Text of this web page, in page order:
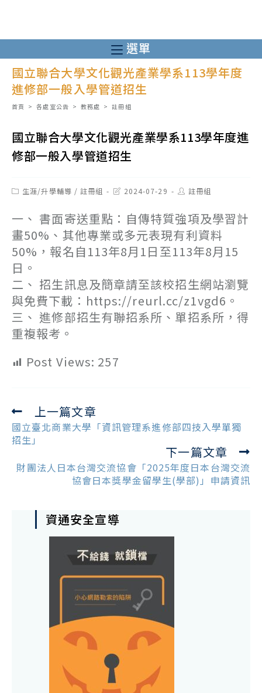
至
主
內
選單
國立聯合大學文化觀光產業學系113學年度
進修部一般入學管道招生
首頁 > 各處室公告 > 教務處 > 註冊組
國立聯合大學文化觀光產業學系113學年度進
修部一般入學管道招生
Post生涯/升學輔導 / 註冊組
Post2024-07-29
Post註冊組
一、 書面寄送重點：自傳特質強項及學習計
畫50%、其他專業或多元表現有利資料
50%，報名自113年8月1日至113年8月15
日。
二、 招生訊息及簡章請至該校招生網站瀏覽
與免費下載：https://reurl.cc/z1vgd6。
三、 進修部招生有聯招系所、單招系所，得
重複報考。
Post Views: 257
Read
more
articles
上一篇文章
國立臺北商業大學「資訊管理系進修部四技入學單獨
招生」
下一篇文章
財團法人日本台灣交流協會「2025年度日本台灣交流
協會日本獎學金留學生(學部)」申請資訊
資通安全宣導